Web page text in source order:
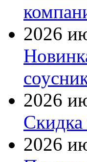
2026
2026
2026